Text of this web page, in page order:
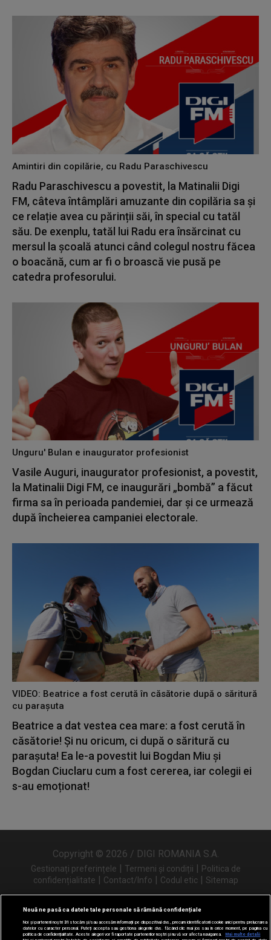
Amintiri din copilărie, cu Radu Paraschivescu
Radu Paraschivescu a povestit, la Matinalii Digi
FM, câteva întâmplări amuzante din copilăria sa și
ce relație avea cu părinții săi, în special cu tatăl
său. De exenplu, tatăl lui Radu era însărcinat cu
mersul la școală atunci când colegul nostru făcea
o boacănă, cum ar fi o broască vie pusă pe
catedra profesorului.
Unguru' Bulan e inaugurator profesionist
Vasile Auguri, inaugurator profesionist, a povestit,
la Matinalii Digi FM, ce inaugurări „bombă” a făcut
firma sa în perioada pandemiei, dar și ce urmează
după încheierea campaniei electorale.
VIDEO: Beatrice a fost cerută în căsătorie după o săritură
cu parașuta
Beatrice a dat vestea cea mare: a fost cerută în
căsătorie! Și nu oricum, ci după o săritură cu
parașuta! Ea le-a povestit lui Bogdan Miu și
Bogdan Ciuclaru cum a fost cererea, iar colegii ei
s-au emoționat!
Copyright © 2026 / DIGI ROMANIA S.A.
Gestionați preferințele | Termeni și condiții | Politica de
confidențialitate | Contact/Info | Codul etic | Sitemap
Urmărește-ne și pe
Nouă ne pasă ca datele tale personale să rămână confidențiale
Noi și partenerii noștri31 stocăm și/sau accesăm informații pe dispozitivul dvs., precum identificatorii cookie unici pentru prelucrarea
datelor cu caracter personal. Puteți accepta sau gestiona alegerile dvs. făcând clic mai jos sau în orice moment, pe pagina cu
politica de confidențialitate. Aceste alegeri vor fi raportate partenerilor noștri și nu vă vor afecta navigarea.
Mai multe detalii